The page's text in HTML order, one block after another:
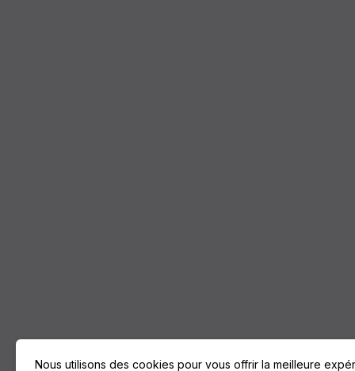
Nous utilisons des cookies pour vous offrir la meilleure